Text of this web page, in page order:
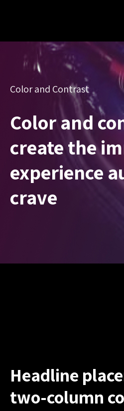
Color and Contrast
Color and
create the
experience
crave
Headline
two-column